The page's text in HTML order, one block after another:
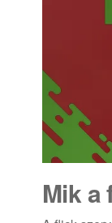
Mik a